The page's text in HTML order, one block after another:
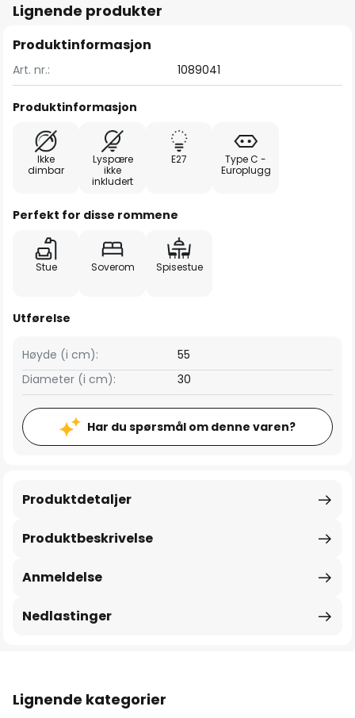
Lignende produkter
Produktinformasjon
Art. nr.: 1089041
Produktinformasjon
Ikke
dimbar
Lyspære
ikke
inkludert
E27
Type C -
Europlugg
Perfekt for disse rommene
Stue Soverom Spisestue
Utførelse
Høyde (i cm):
55
Diameter (i cm):
30
Har du spørsmål om denne varen?
Produktbeskrivelse
Produktdetaljer
Anmeldelse
Nedlastinger
Lignende kategorier